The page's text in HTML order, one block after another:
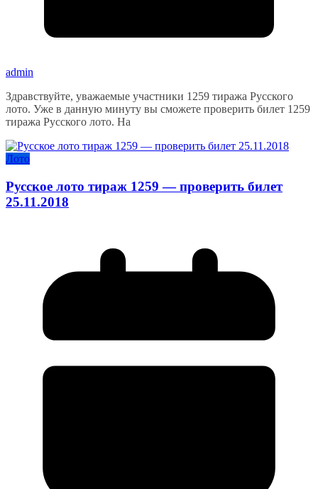
admin
Здравствуйте, уважаемые участники 1259 тиража Русского
лото. Уже в данную минуту вы сможете проверить билет 1259
тиража Русского лото. На
Лото
Русское лото тираж 1259 — проверить билет
25.11.2018